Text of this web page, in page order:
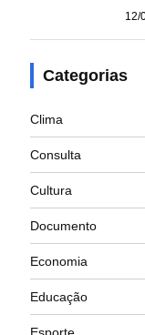
12/
Categorias
Clima
Consulta
Cultura
Documento
Economia
Educação